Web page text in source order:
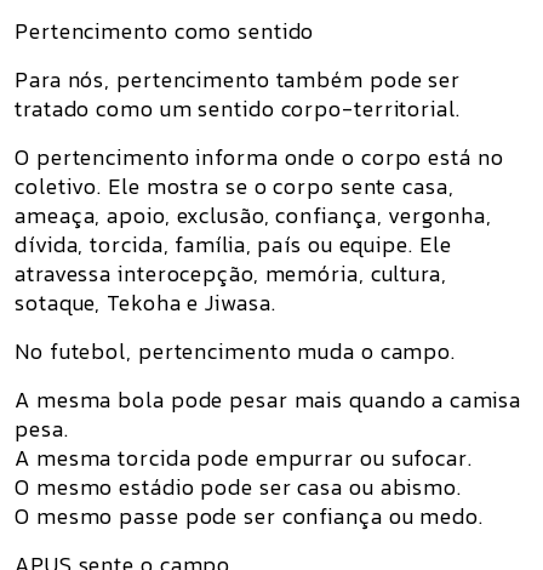
Pertencimento como sentido
Para nós, pertencimento também pode ser
tratado como um sentido corpo-territorial.
O pertencimento informa onde o corpo está no
coletivo. Ele mostra se o corpo sente casa,
ameaça, apoio, exclusão, confiança, vergonha,
dívida, torcida, família, país ou equipe. Ele
atravessa interocepção, memória, cultura,
sotaque, Tekoha e Jiwasa.
No futebol, pertencimento muda o campo.
A mesma bola pode pesar mais quando a camisa
pesa.
A mesma torcida pode empurrar ou sufocar.
O mesmo estádio pode ser casa ou abismo.
O mesmo passe pode ser confiança ou medo.